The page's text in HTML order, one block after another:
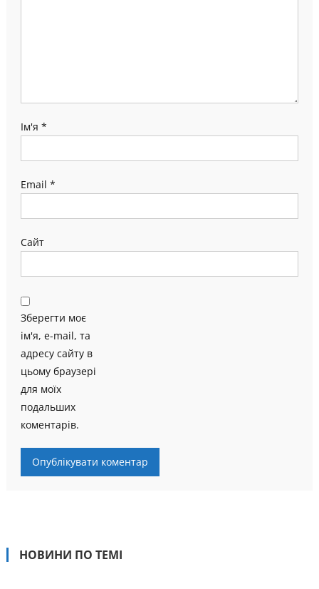
Ім'я *
Email *
Сайт
Зберегти моє
ім'я, e-mail, та
адресу сайту в
цьому браузері
для моїх
подальших
коментарів.
НОВИНИ ПО ТЕМІ